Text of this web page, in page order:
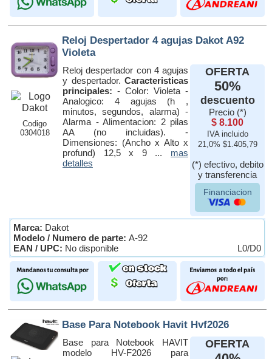
Codigo
0304018
Reloj Despertador 4 agujas Dakot A92
Violeta
Reloj despertador con 4 agujas
y despertador. Caracteristicas
principales: - Color: Violeta -
Analogico: 4 agujas (h ,
minutos, segundos, alarma) -
Alarma - Alimentacion: 2 pilas
AA (no incluidas). -
Dimensiones: (Ancho x Alto x
profund) 12,5 x 9 ... mas
detalles
OFERTA
50%
descuento
Precio (*)
$ 8.100
IVA incluido
21,0% $1.405,79
(*) efectivo, debito
y transferencia
Financiacion
Marca: Dakot
Modelo / Numero de parte: A-92
EAN / UPC: No disponible L0/D0
Base Para Notebook Havit Hvf2026
Base para Notebook HAVIT
modelo HV-F2026 para
OFERTA